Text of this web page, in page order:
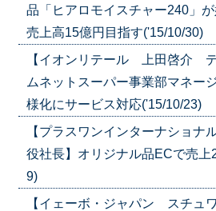
品「ヒアロモイスチャー240」
売上高15億円目指す('15/10/30)
【イオンリテール 上田啓介
ムネットスーパー事業部マネー
様化にサービス対応('15/10/23)
【プラスワンインターナショ
役社長】オリジナル品ECで売上
9)
【イェーボ・ジャパン スチュ